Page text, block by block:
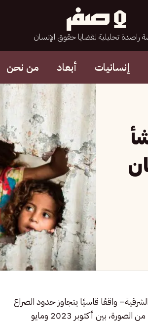
راصدة تحليلية لقضايا حقوق الإنسان
إنسانيات أبعاد من نحن
واقعًا قاسيًا يتجاوز حدود الصراع
العسكري التقليدي، ليشكّل أزمة حماية معقدة وممتدة. الأرقام المقلقة تكشف جزءًا من الصورة، بين أكتوبر 2023 ومايو